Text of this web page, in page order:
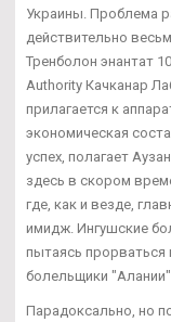
Украины. Проблема
действительно
Тренболон энантат
Authority Качканар
прилагается к
экономическая
успех, полагает
здесь в скором
где, как и везде,
имидж. Ингушские
пытаясь прорваться
болельщики
Парадоксально, но